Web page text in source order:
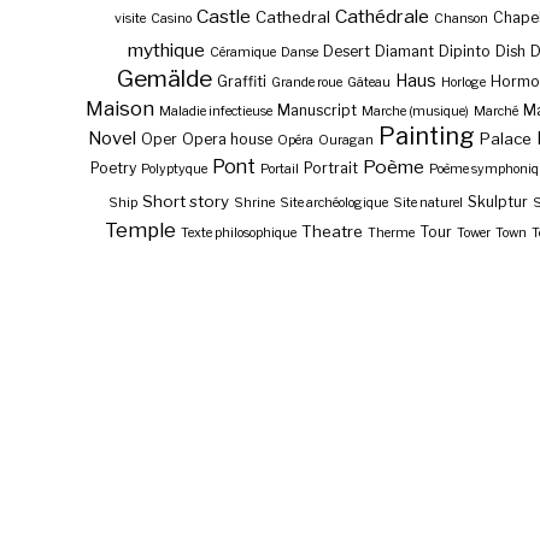
visite Casino Castle Cathedral Cathédrale Chanson
mythique Céramique Danse Desert Diamant Dipinto Dish
Gemälde Graffiti Grande roue Gâteau Haus Horloge
Maison Maladie infectieuse Manuscript Marche (musique) Marché
Novel Oper Opera house Opéra Ouragan Painting Palace
Poetry Polyptyque Pont Portail Portrait Poème Poème
Ship Short story Shrine Site archéologique Site naturel Skulptur
Temple Texte philosophique Theatre Therme Tour Tower Town